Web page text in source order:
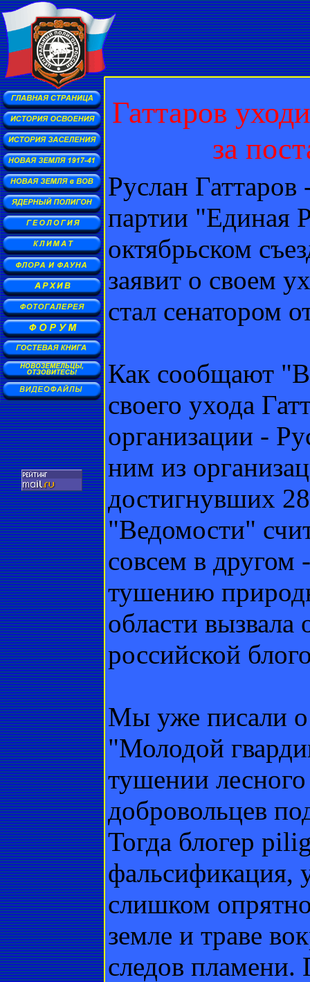
Гаттаров
за
Руслан
партии "Единая
октябрьском
заявит о своем
стал сенатором
Как сообщают
своего ухода
организации -
ним из
достигнувших
"Ведомости"
совсем в другом
тушению
области
российской
Мы уже писали о
"Молодой
тушении
добровольцев
Тогда блогер
фальсификация,
слишком
земле и траве
следов пламени.